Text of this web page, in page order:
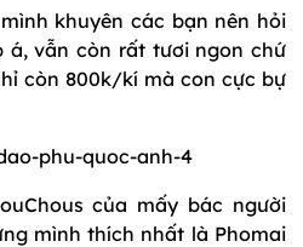
khuyên các bạn nên hỏi
á, vẫn còn rất tươi ngon chứ
còn 800k/kí mà con cực bự
của mấy bác người
mình thích nhất là Phomai